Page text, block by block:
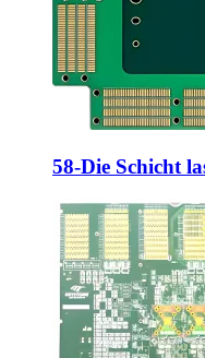
58-Die Schicht